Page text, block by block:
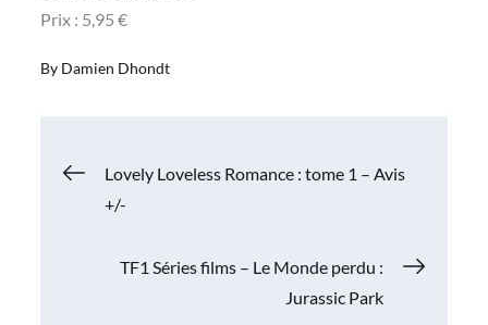
Prix : 5,95 €
By Damien Dhondt
Navigation
Lovely Loveless Romance : tome 1 – Avis
+/-
TF1 Séries films – Le Monde perdu :
Jurassic Park